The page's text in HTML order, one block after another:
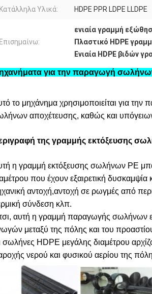
Κατάλληλα Υλικά: HDPE PPR LDPE LLDPE
Επισημαίνω:
ενιαία γραμμή
Πλαστικό HDPE
Ενιαία HDPE βιδών
για την παραγωγή
το μηχάνημα χρησιμοποιείται για
αποχέτευσης, καθώς και
της γραμμής εκτόξευσης
η γραμμή εκτόξευσης σωλήνων PE
που έχουν εξαιρετική
αντοχή,αντοχή σε ρωγμές από
σύνδεση κλπ.
αυτή η γραμμή παραγωγής σωλήνων
μεταξύ της πόλης και του
σωλήνες HDPE μεγάλης διαμέτρου
νερού και φυσικού αερίου της